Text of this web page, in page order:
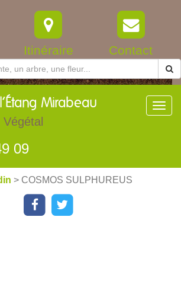
Itinéraire Contact
Mirabeau
09
> COSMOS SULPHUREUS